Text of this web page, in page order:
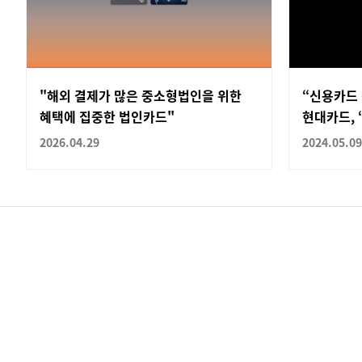
"해외 결제가 많은 중소형법인을 위한
혜택에 집중한 법인카드"
2026.04.29
“신용카
현대카드,
2024.05.09